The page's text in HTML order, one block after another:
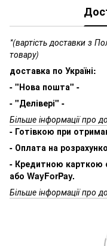
*(вартість доставки з
товару)
доставка по Україні:
- "Нова пошта" -
- "Делівері" -
Більше інформації про
- Готівкою при
- Оплата на
- Кредитною карткою
або WayForPay.
Більше інформації про